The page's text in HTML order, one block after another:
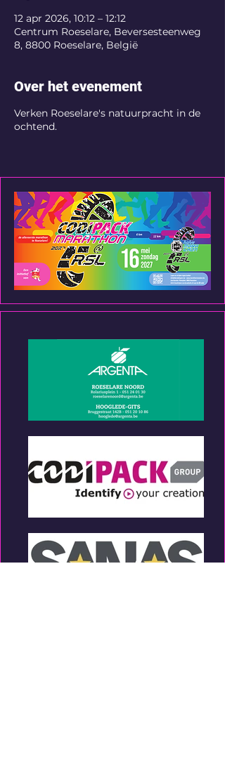
12 apr 2026, 10:12 – 12:12
Centrum Roeselare, Beversesteenweg
8, 8800 Roeselare, België
Over het evenement
Verken Roeselare's natuurpracht in de
ochtend.